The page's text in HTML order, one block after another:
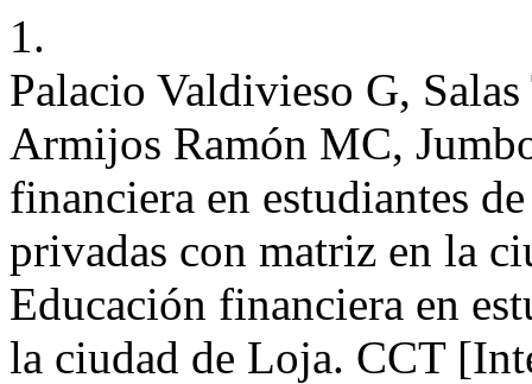
1.
Palacio Valdivieso G,
Armijos Ramón MC,
financiera en estudiantes
privadas con matriz en la
Educación financiera en
la ciudad de Loja. CCT